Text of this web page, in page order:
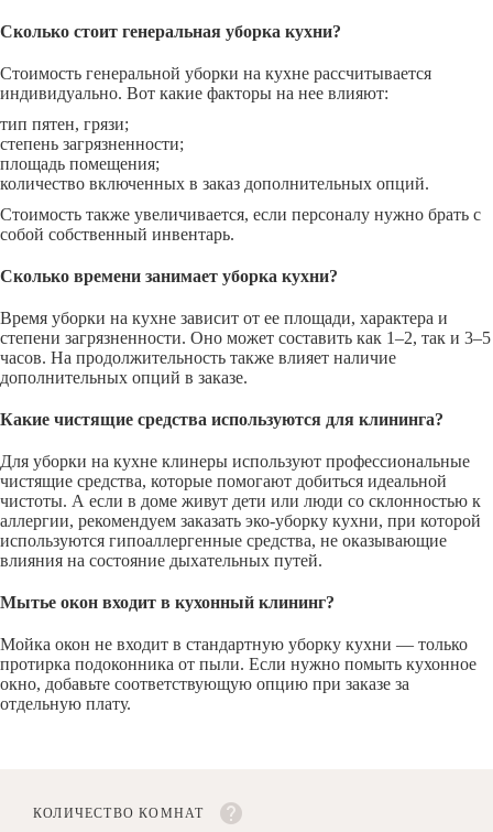
Сколько стоит генеральная уборка кухни?
Стоимость генеральной уборки на кухне рассчитывается
индивидуально. Вот какие факторы на нее влияют:
тип пятен, грязи;
степень загрязненности;
площадь помещения;
количество включенных в заказ дополнительных опций.
Стоимость также увеличивается, если персоналу нужно брать с
собой собственный инвентарь.
Сколько времени занимает уборка кухни?
Время уборки на кухне зависит от ее площади, характера и
степени загрязненности. Оно может составить как 1–2, так и 3–5
часов. На продолжительность также влияет наличие
дополнительных опций в заказе.
Какие чистящие средства используются для клининга?
Для уборки на кухне клинеры используют профессиональные
чистящие средства, которые помогают добиться идеальной
чистоты. А если в доме живут дети или люди со склонностью к
аллергии, рекомендуем заказать эко-уборку кухни, при которой
используются гипоаллергенные средства, не оказывающие
влияния на состояние дыхательных путей.
Мытье окон входит в кухонный клининг?
Мойка окон не входит в стандартную уборку кухни — только
протирка подоконника от пыли. Если нужно помыть кухонное
окно, добавьте соответствующую опцию при заказе за
отдельную плату.
КОЛИЧЕСТВО КОМНАТ